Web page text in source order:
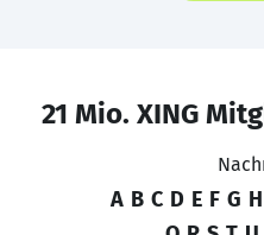
21 Mio. XING
A B C D E F G H